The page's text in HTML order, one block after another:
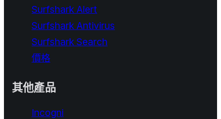
Surfshark Alert
Surfshark Antivirus
Surfshark Search
價格
其他產品
Incogni